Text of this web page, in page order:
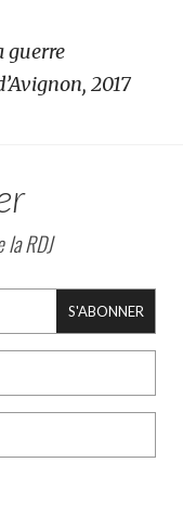
guerre
2017
RDJ
S'ABONNER